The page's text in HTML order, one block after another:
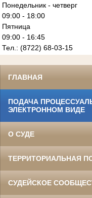
Понедельник - четверг
09:00 - 18:00
Пятница
09:00 - 16:45
Тел.: (8722) 68-03-15
ГЛАВНАЯ
ПОДАЧА
ЭЛЕКТРОННОМ ВИДЕ
О СУДЕ
ТЕРРИТОРИАЛЬНАЯ
СУДЕЙСКОЕ